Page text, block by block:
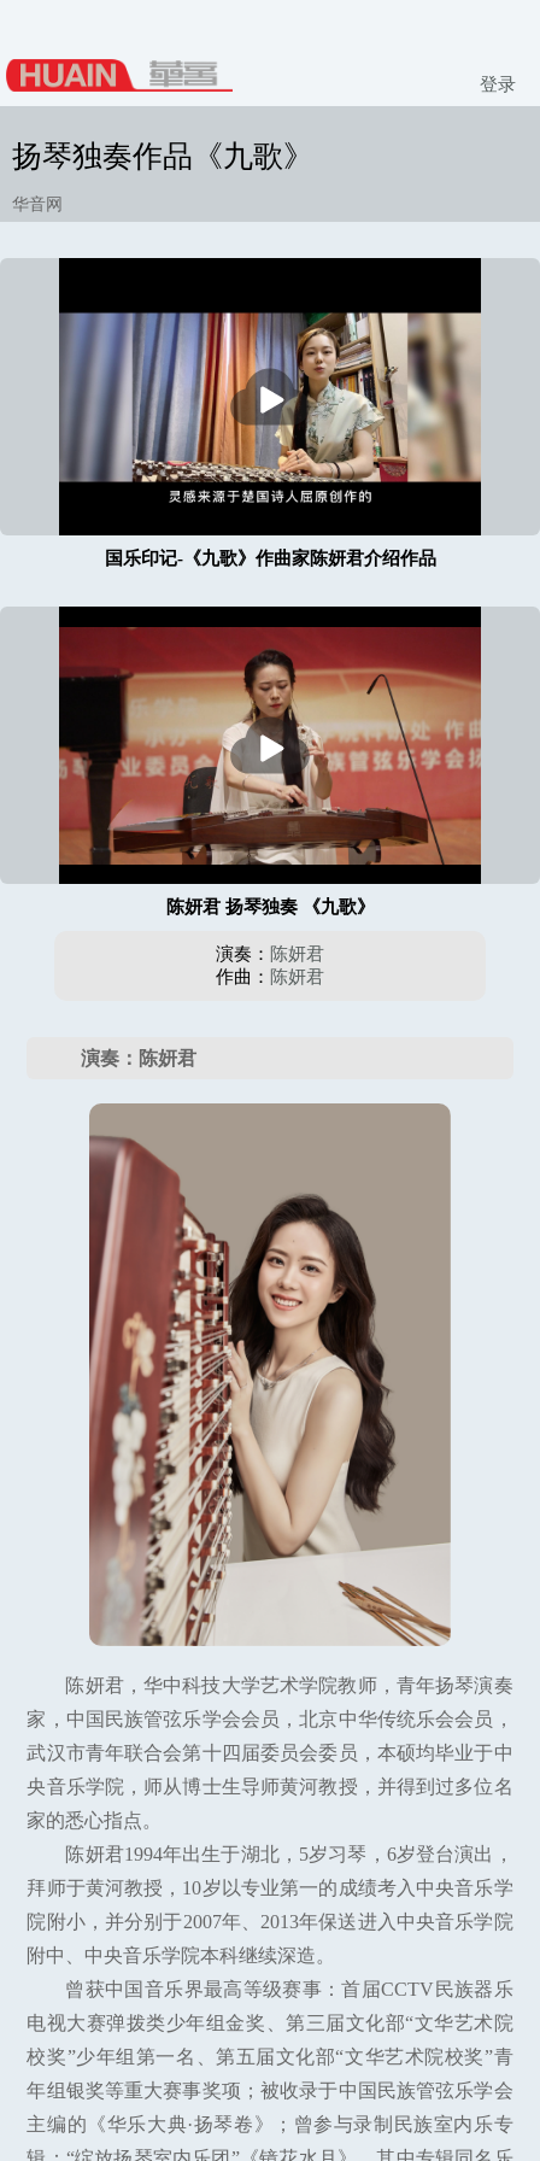
登录
扬琴独奏作品《九歌》
华音网
放
国乐印记-《九歌》作曲家陈妍君介绍作品
放
陈妍君 扬琴独奏 《九歌》
演奏： 陈妍君
作曲： 陈妍君
演奏：陈妍君
陈妍君，华中科技大学艺术学院教师，青年扬琴演奏
家，中国民族管弦乐学会会员，北京中华传统乐会会员，
武汉市青年联合会第十四届委员会委员，本硕均毕业于中
央音乐学院，师从博士生导师黄河教授，并得到过多位名
家的悉心指点。
陈妍君1994年出生于湖北，5岁习琴，6岁登台演出，
拜师于黄河教授，10岁以专业第一的成绩考入中央音乐学
院附小，并分别于2007年、2013年保送进入中央音乐学院
附中、中央音乐学院本科继续深造。
曾获中国音乐界最高等级赛事：首届CCTV民族器乐
电视大赛弹拨类少年组金奖、第三届文化部“文华艺术院
校奖”少年组第一名、第五届文化部“文华艺术院校奖”青
年组银奖等重大赛事奖项；被收录于中国民族管弦乐学会
主编的《华乐大典·扬琴卷》；曾参与录制民族室内乐专